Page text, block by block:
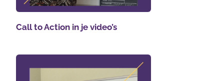
Call to Action in je video’s